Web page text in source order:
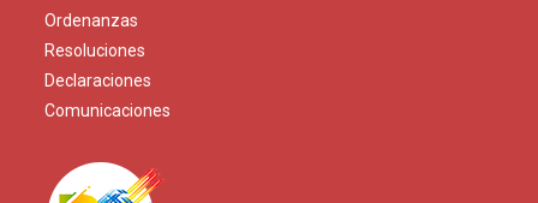
Ordenanzas
Resoluciones
Declaraciones
Comunicaciones